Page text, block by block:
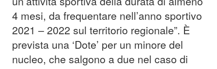
4 mesi, da frequentare nell’anno sportivo
2021 – 2022 sul territorio regionale”. È
prevista una ‘Dote’ per un minore del
nucleo, che salgono a due nel caso di